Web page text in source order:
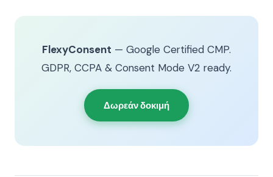
FlexyConsent — Google Certified CMP.
GDPR, CCPA & Consent Mode V2 ready.
Δωρεάν δοκιμή